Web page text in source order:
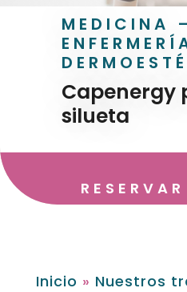
MEDICINA –
Capenergy
silueta
Inicio » Nuestros